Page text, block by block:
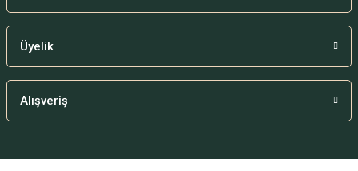
Üyelik
Alışveriş